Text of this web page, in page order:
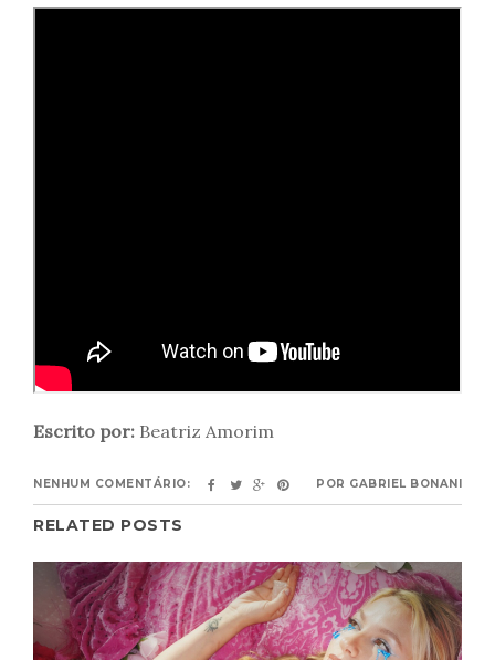
Escrito por: Beatriz Amorim
NENHUM COMENTÁRIO: POR GABRIEL BONANI
RELATED POSTS